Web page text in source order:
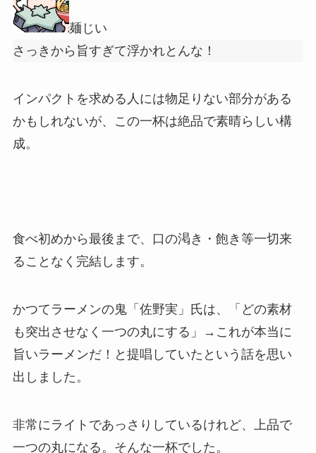
麺じい
さっきから旨すぎて浮かれとんな！
インパクトを求める人には物足りない部分がある
かもしれないが、この一杯は絶品で素晴らしい構
成。
食べ初めから最後まで、口の渇き・飽き等一切来
ることなく完結します。
かつてラーメンの鬼「佐野実」氏は、「どの素材
も突出させなく一つの丸にする」→これが本当に
旨いラーメンだ！と提唱していたという話を思い
出しました。
非常にライトであっさりしているけれど、上品で
一つの丸になる。そんな一杯でした。